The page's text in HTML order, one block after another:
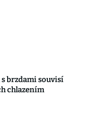
brzdami souvisí
chlazením